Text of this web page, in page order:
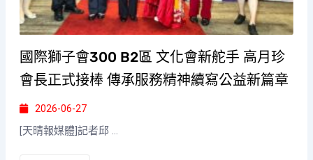
國際獅子會300 B2區 文化會新舵手 高月珍
會長正式接棒 傳承服務精神續寫公益新篇章
2026-06-27
[天晴報媒體]記者邱 ...